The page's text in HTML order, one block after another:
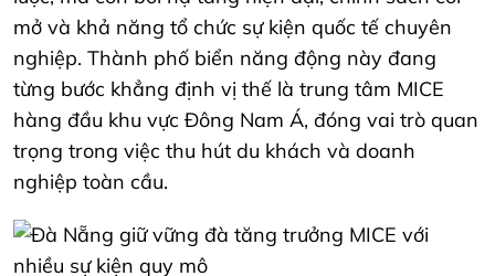
mở và khả năng tổ chức sự kiện quốc tế chuyên
nghiệp. Thành phố biển năng động này đang
từng bước khẳng định vị thế là trung tâm MICE
hàng đầu khu vực Đông Nam Á, đóng vai trò quan
trọng trong việc thu hút du khách và doanh
nghiệp toàn cầu.